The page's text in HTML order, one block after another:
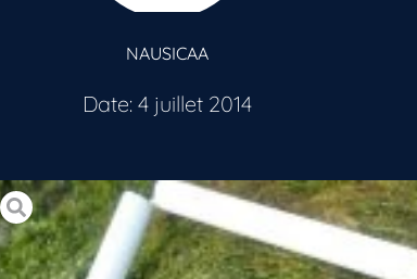
NAUSICAA
Date: 4 juillet 2014